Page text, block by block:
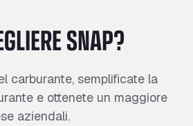
SNAP?
carburante, semplificate la
e ottenete un maggiore
aziendali.